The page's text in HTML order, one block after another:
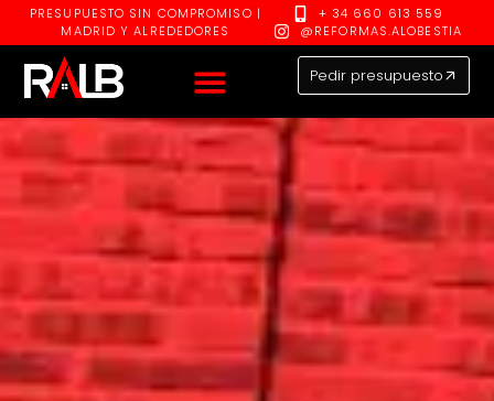
PRESUPUESTO SIN COMPROMISO |
MADRID Y ALREDEDORES
+ 34 660 613 559
@REFORMAS.ALOBESTIA
Pedir presupuesto